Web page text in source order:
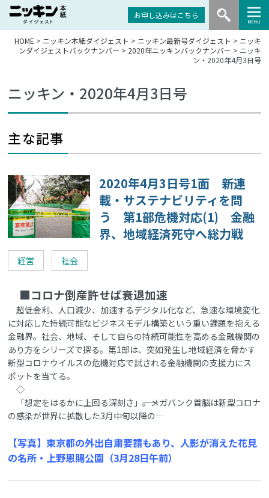
お申し込みはこちら
HOME > ニッキン本紙ダイジェスト > ニッキン最新号ダイジェスト > ニッキ
ンダイジェストバックナンバー > 2020年ニッキンバックナンバー > ニッキ
ン・2020年4月3日号
ニッキン・2020年4月3日号
主な記事
2020年4月3日号1面 新連
載・サステナビリティを問
う 第1部危機対応(1) 金融
界、地域経済死守へ総力戦
経営 社会
■コロナ倒産許せば衰退加速
超低金利、人口減少、加速するデジタル化など、急速な環境変化
に対応した持続可能なビジネスモデル構築という重い課題を抱える
金融界。社会、地域、そして自らの持続可能性を高める金融機関の
あり方をシリーズで探る。第1部は、突如発生し地域経済を脅かす
新型コロナウイルスの危機対応で試される金融機関の支援力にス
ポットを当てる。
◇
「想定をはるかに上回る深刻さ」――。メガバンク首脳は新型コロナ
の感染が世界に拡散した3月中旬以降の…
【写真】東京都の外出自粛要請もあり、人影が消えた花見
の名所・上野恩賜公園（3月28日午前）